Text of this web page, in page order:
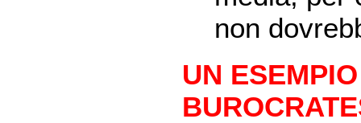
non
UN